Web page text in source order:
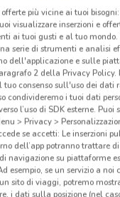
Scade il 16/08
più vicine ai tuoi
visualizzare inserzioni e
ai tuoi gusti e al tuo mondo.
serie di strumenti e analisi
dell'applicazione e sulle
2 della Privacy Policy.
tuo consenso sull'uso dei dati
condivideremo i tuoi dati
l’uso di SDK esterne. Puoi
> Privacy >
se accetti: Le inserzioni
dell’app potranno trattare
navigazione su piattaforme
esempio, se un servizio a
sito di viaggi, potremo
i dati sulla posizione (nel